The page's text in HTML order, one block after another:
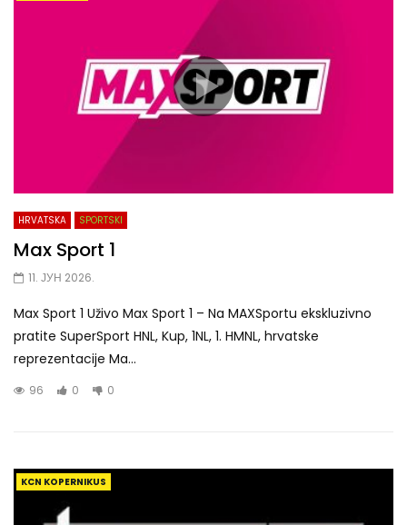
HRVATSKA SPORTSKI
Max Sport 1
11. ЈУН 2026.
Max Sport 1 Uživo Max Sport 1 – Na MAXSportu ekskluzivno
pratite SuperSport HNL, Kup, 1NL, 1. HMNL, hrvatske
reprezentacije Ma...
96 0 0
KCN KOPERNIKUS